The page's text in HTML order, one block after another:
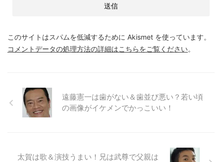
このサイトはスパムを低減するために Akismet を使っています。
コメントデータの処理方法の詳細はこちらをご覧ください。
遠藤憲一は歯がない＆歯並び悪い？若い頃
の画像がイケメンでかっこいい！
太賀は歌＆演技うまい！兄は武尊で父親は